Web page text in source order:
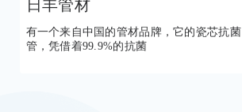
日丰管材
有一个来自中国的管材品牌，它的瓷芯抗菌
管，凭借着99.9%的抗菌